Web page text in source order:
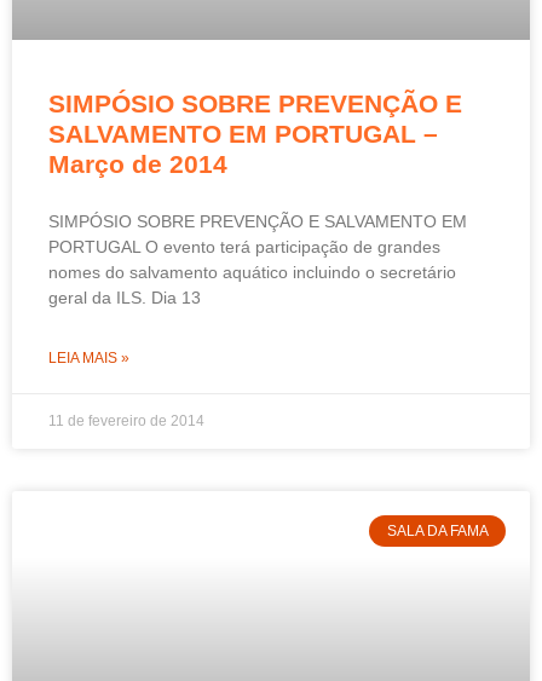
SIMPÓSIO SOBRE PREVENÇÃO E
SALVAMENTO EM PORTUGAL –
Março de 2014
SIMPÓSIO SOBRE PREVENÇÃO E SALVAMENTO EM
PORTUGAL O evento terá participação de grandes
nomes do salvamento aquático incluindo o secretário
geral da ILS. Dia 13
LEIA MAIS »
11 de fevereiro de 2014
SALA DA FAMA